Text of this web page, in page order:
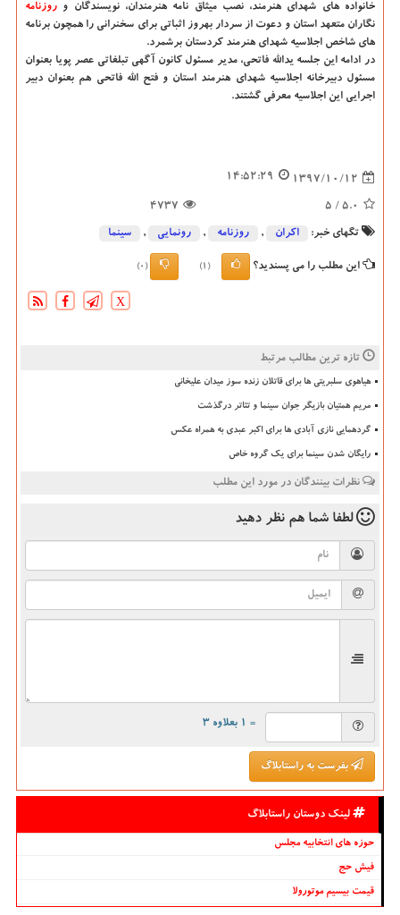
خانواده های شهدای هنرمند، نصب میثاق نامه هنرمندان، نویسندگان و روزنامه
نگاران متعهد استان و دعوت از سردار بهروز اثباتی برای سخنرانی را همچون برنامه
های شاخص اجلاسیه شهدای هنرمند كردستان برشمرد.
در ادامه این جلسه یدالله فاتحی، مدیر مسئول كانون آگهی تبلغاتی عصر پویا بعنوان
مسئول دبیرخانه اجلاسیه شهدای هنرمند استان و فتح الله فاتحی هم بعنوان دبیر
اجرایی این اجلاسیه معرفی گشتند.
1397/10/12
14:52:29
5.0
/ 5
4737
تگهای خبر: اكران , روزنامه , رونمایی , سینما
این مطلب را می پسندید؟ (1)
(0)
X
تازه ترین مطالب مرتبط
هیاهوی سلبریتی ها برای قاتلان زنده سوز میدان علیخانی
مریم همتیان بازیگر جوان سینما و تئاتر درگذشت
گردهمایی نازی آبادی ها برای اکبر عبدی به همراه عکس
رایگان شدن سینما برای یک گروه خاص
نظرات بینندگان در مورد این مطلب
لطفا شما هم نظر دهید
= ۱ بعلاوه ۳
بفرست به راستابلاگ
لینک دوستان راستابلاگ
حوزه های انتخابیه مجلس
فیش حج
قیمت بیسیم موتورولا